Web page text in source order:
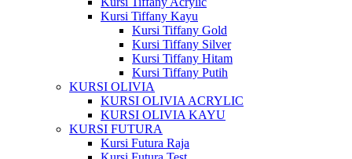
Kursi Tiffany Kayu
Kursi Tiffany Gold
Kursi Tiffany Silver
Kursi Tiffany Hitam
Kursi Tiffany Putih
KURSI OLIVIA
KURSI OLIVIA ACRYLIC
KURSI OLIVIA KAYU
KURSI FUTURA
Kursi Futura Raja